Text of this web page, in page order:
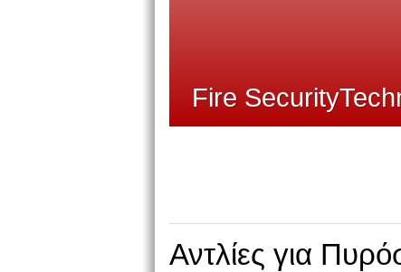
Fire
Αντλίες για